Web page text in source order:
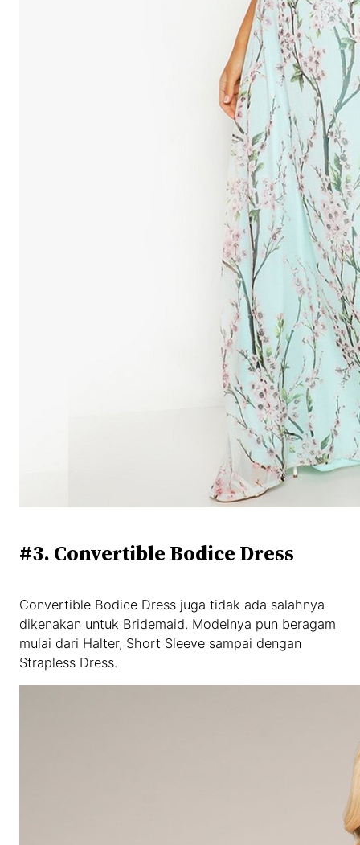
#3. Convertible Bodice Dress
Convertible Bodice Dress juga tidak ada salahnya
dikenakan untuk Bridemaid. Modelnya pun beragam
mulai dari Halter, Short Sleeve sampai dengan
Strapless Dress.